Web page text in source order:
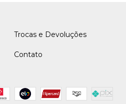
Trocas e Devoluções
Contato